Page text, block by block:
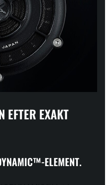
EFTER EXAKT
ELEMENT.